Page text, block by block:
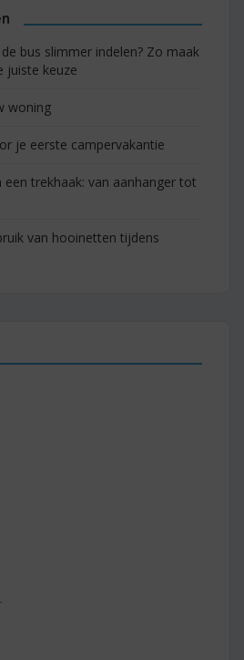
bus slimmer indelen? Zo maak
juiste keuze
woning
je eerste campervakantie
een trekhaak: van aanhanger tot
van hooinetten tijdens